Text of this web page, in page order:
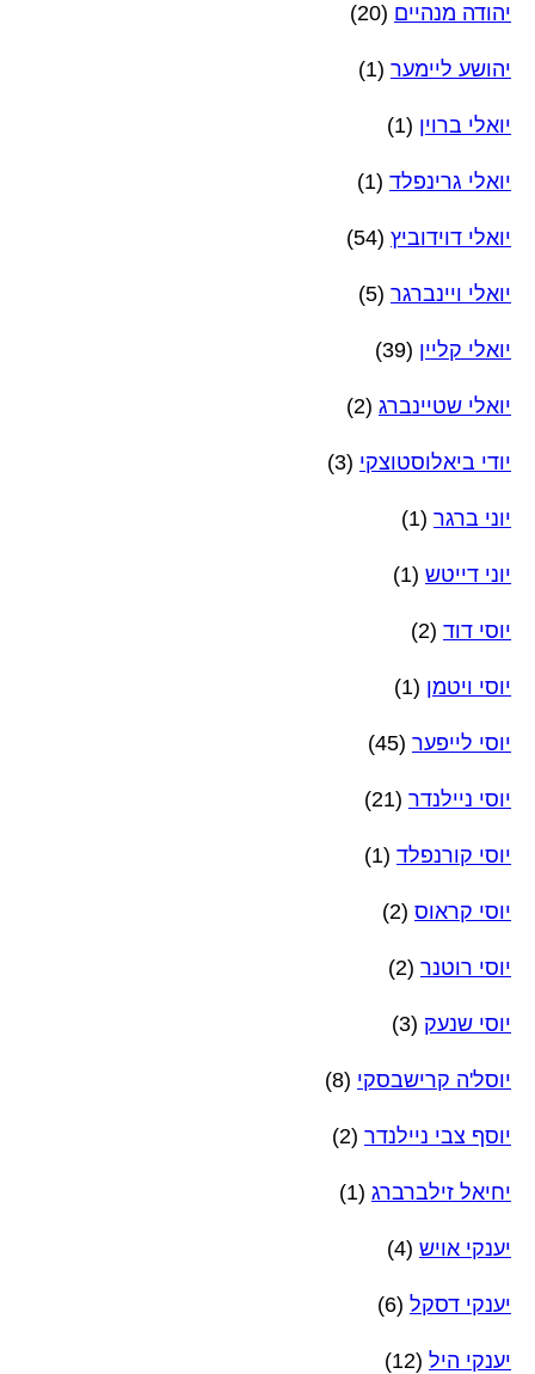
יהודה מנהיים (20)
יהושע ליימער (1)
יואלי ברוין (1)
יואלי גרינפלד (1)
יואלי דוידוביץ (54)
יואלי ויינברגר (5)
יואלי קליין (39)
יואלי שטיינברג (2)
יודי ביאלוסטוצקי (3)
יוני ברגר (1)
יוני דייטש (1)
יוסי דוד (2)
יוסי ויטמן (1)
יוסי לייפער (45)
יוסי ניילנדר (21)
יוסי קורנפלד (1)
יוסי קראוס (2)
יוסי רוטנר (2)
יוסי שנעק (3)
יוסל'ה קרישבסקי (8)
יוסף צבי ניילנדר (2)
יחיאל זילברברג (1)
יענקי אויש (4)
יענקי דסקל (6)
יענקי היל (12)